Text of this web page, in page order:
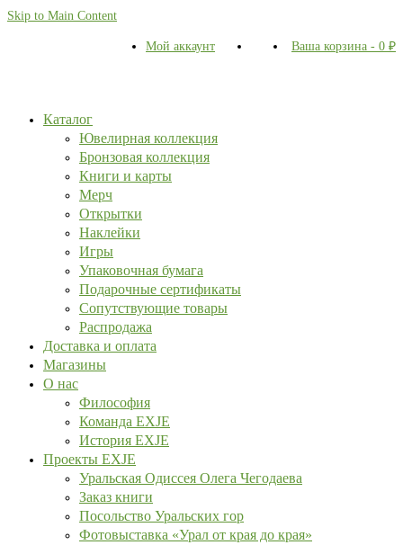
Skip to Main Content
Мой аккаунт Ваша корзина - 0 ₽
Каталог
Ювелирная коллекция
Бронзовая коллекция
Книги и карты
Мерч
Открытки
Наклейки
Игры
Упаковочная бумага
Подарочные сертификаты
Сопутствующие товары
Распродажа
Доставка и оплата
Магазины
О нас
Философия
Команда EXJE
История EXJE
Проекты EXJE
Уральская Одиссея Олега Чегодаева
Заказ книги
Посольство Уральских гор
Фотовыставка «Урал от края до края»